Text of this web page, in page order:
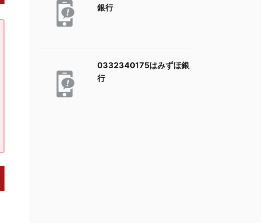
銀行
0332340175はみずほ銀
行